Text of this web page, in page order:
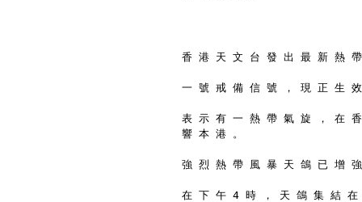
香 港 天 文 台 發 出 最 新 熱
一 號 戒 備 信 號 ， 現 正 生
表 示 有 一 熱 帶 氣 旋 ， 在
響 本 港 。
強 烈 熱 帶 風 暴 天 鴿 已 增
在 下 午 4 時 ， 天 鴿 集 結